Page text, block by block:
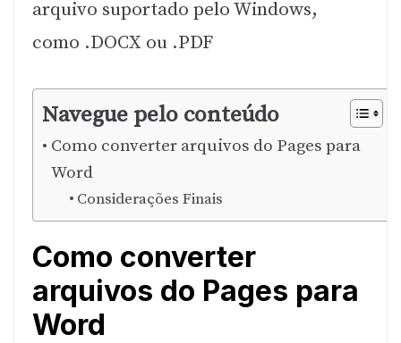
arquivo suportado pelo Windows,
como .DOCX ou .PDF
Navegue pelo conteúdo
Como converter arquivos do Pages para
Word
Considerações Finais
Como converter
arquivos do Pages para
Word